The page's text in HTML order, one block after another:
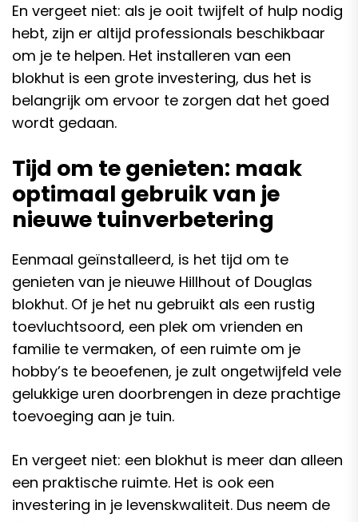
En vergeet niet: als je ooit twijfelt of hulp nodig
hebt, zijn er altijd professionals beschikbaar
om je te helpen. Het installeren van een
blokhut is een grote investering, dus het is
belangrijk om ervoor te zorgen dat het goed
wordt gedaan.
Tijd om te genieten: maak
optimaal gebruik van je
nieuwe tuinverbetering
Eenmaal geïnstalleerd, is het tijd om te
genieten van je nieuwe Hillhout of Douglas
blokhut. Of je het nu gebruikt als een rustig
toevluchtsoord, een plek om vrienden en
familie te vermaken, of een ruimte om je
hobby’s te beoefenen, je zult ongetwijfeld vele
gelukkige uren doorbrengen in deze prachtige
toevoeging aan je tuin.
En vergeet niet: een blokhut is meer dan alleen
een praktische ruimte. Het is ook een
investering in je levenskwaliteit. Dus neem de